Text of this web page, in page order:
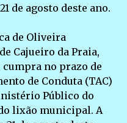
de agosto deste ano.
de Oliveira
Cajueiro da Praia,
no prazo de
de Conduta (TAC)
Público do
lixão municipal. A